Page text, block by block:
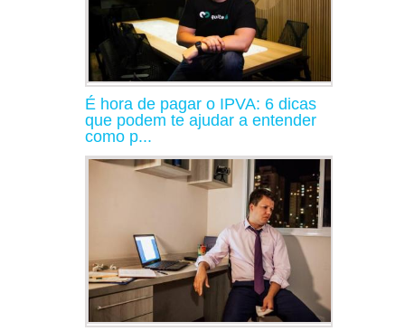
É hora de pagar o IPVA: 6 dicas
que podem te ajudar a entender
como p...